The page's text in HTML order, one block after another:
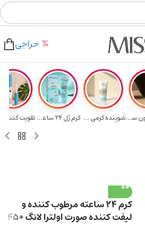
۲٪ تخفیف روی سبد خرید برای روش کارت به کارت
حراجی
شامپو بدون سولف... شوینده کرمی صور... کرم ژل ۲۴ ساعته... تقویت‌ کننده
کرم ۲۴ ساعته مرطوب کننده و
لیفت کننده صورت اولترا لانگ +45